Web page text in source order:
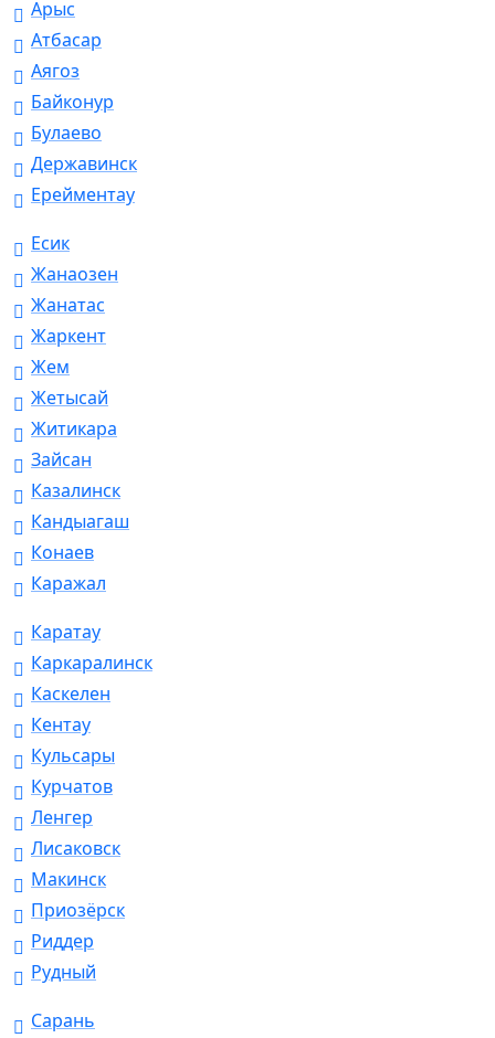
Арыс
Атбасар
Аягоз
Байконур
Булаево
Державинск
Ерейментау
Есик
Жанаозен
Жанатас
Жаркент
Жем
Жетысай
Житикара
Зайсан
Казалинск
Кандыагаш
Конаев
Каражал
Каратау
Каркаралинск
Каскелен
Кентау
Кульсары
Курчатов
Ленгер
Лисаковск
Макинск
Приозёрск
Риддер
Рудный
Сарань